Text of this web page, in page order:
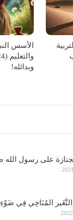
الأسس
وبدائله!
على رسول الله
المُنَاخِي فِي